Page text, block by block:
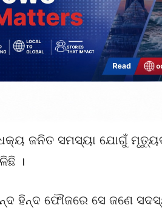
ଜନିତ ସମସ୍ୟା ଯୋଗୁଁ
।
ହିନ୍ଦ ଫୌଜରେ ସେ ଜଣେ